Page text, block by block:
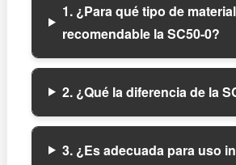
1. ¿Para qué tipo de
recomendable la SC50-0?
2. ¿Qué la diferencia de la
3. ¿Es adecuada para uso